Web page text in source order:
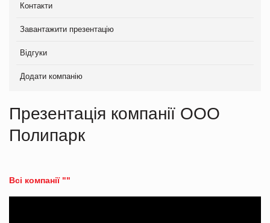
Контакти
Завантажити презентацію
Відгуки
Додати компанію
Презентація компанії ООО
Полипарк
Всі компанії ""